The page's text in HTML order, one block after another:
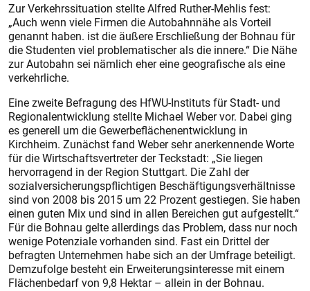
Zur Verkehrssituation stellte Alfred Ruther-Mehlis fest:
„Auch wenn viele Firmen die Autobahnnähe als Vorteil
genannt haben. ist die äußere Erschließung der Bohnau für
die Studenten viel problematischer als die innere.“ Die Nähe
zur Autobahn sei nämlich eher eine geografische als eine
verkehrliche.
Eine zweite Befragung des HfWU-Instituts für Stadt- und
Regionalentwicklung stellte Michael Weber vor. Dabei ging
es generell um die Gewerbeflächenentwicklung in
Kirchheim. Zunächst fand Weber sehr anerkennende Worte
für die Wirtschaftsvertreter der Teckstadt: „Sie liegen
hervorragend in der Region Stuttgart. Die Zahl der
sozialversicherungspflichtigen Beschäftigungsverhältnisse
sind von 2008 bis 2015 um 22 Prozent gestiegen. Sie haben
einen guten Mix und sind in allen Bereichen gut aufgestellt.“
Für die Bohnau gelte allerdings das Problem, dass nur noch
wenige Potenziale vorhanden sind. Fast ein Drittel der
befragten Unternehmen habe sich an der Umfrage beteiligt.
Demzufolge besteht ein Erweiterungsinteresse mit einem
Flächenbedarf von 9,8 Hektar – allein in der Bohnau.